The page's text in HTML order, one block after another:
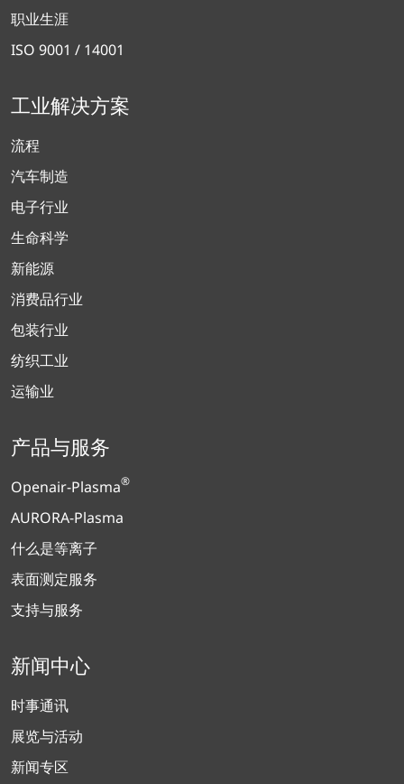
职业生涯
ISO 9001 / 14001
工业解决方案
流程
汽车制造
电子行业
生命科学
新能源
消费品行业
包装行业
纺织工业
运输业
产品与服务
Openair-Plasma®
AURORA-Plasma
什么是等离子
表面测定服务
支持与服务
新闻中心
时事通讯
展览与活动
新闻专区